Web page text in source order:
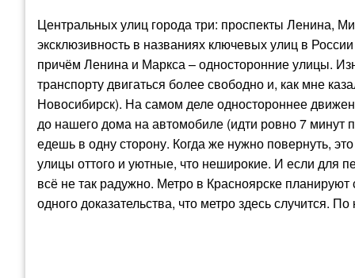
Центральных улиц города три: проспекты Ленина,
эксклюзивность в названиях ключевых улиц в
причём Ленина и Маркса – односторонние улицы.
транспорту двигаться более свободно и, как мне
Новосибирск). На самом деле одностороннее
до нашего дома на автомобиле (идти ровно 7
едешь в одну сторону. Когда же нужно повернуть,
улицы оттого и уютные, что неширокие. И если для
всё не так радужно. Метро в Красноярске
одного доказательства, что метро здесь случится.